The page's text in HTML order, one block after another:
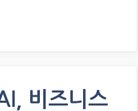
비즈니스